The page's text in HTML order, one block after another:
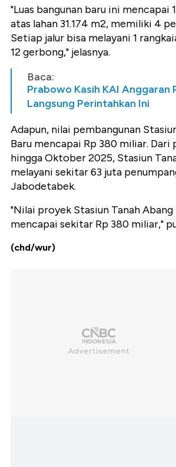
"Luas bangunan baru ini mencapai
atas lahan 31.174 m2, memiliki 4
Setiap jalur bisa melayani 1
12 gerbong," jelasnya.
Baca:
Prabowo Kasih KAI Anggaran
Langsung Perintahkan Ini
Adapun, nilai pembangunan
Baru mencapai Rp 380 miliar. Dari
hingga Oktober 2025, Stasiun
melayani sekitar 63 juta
Jabodetabek.
"Nilai proyek Stasiun Tanah Abang
mencapai sekitar Rp 380 miliar,"
(chd/wur)